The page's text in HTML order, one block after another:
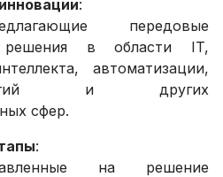
:
передовые
решения в области IT,
автоматизации,
и других
сфер.
:
на решение